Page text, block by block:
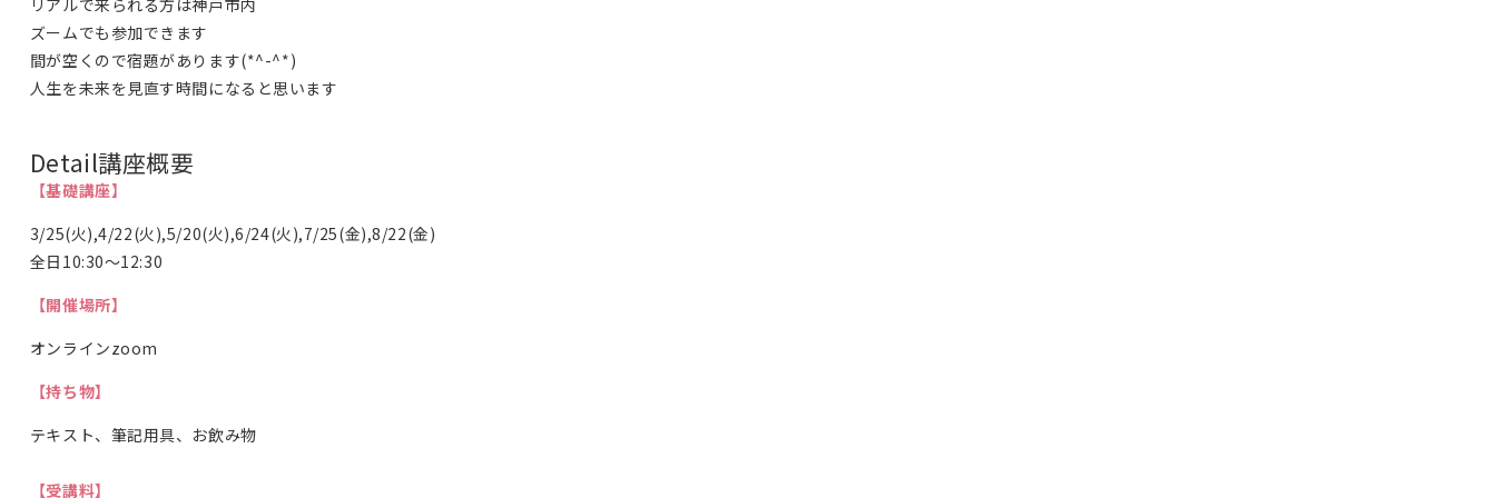
リアルで来られる方は神戸市内
ズームでも参加できます
間が空くので宿題があります(*^-^*)
人生を未来を見直す時間になると思います
Detail講座概要
【基礎講座】
3/25(火),4/22(火),5/20(火),6/24(火),7/25(金),8/22(金)
全日10:30～12:30
【開催場所】
オンラインzoom
【持ち物】
テキスト、筆記用具、お飲み物
【受講料】